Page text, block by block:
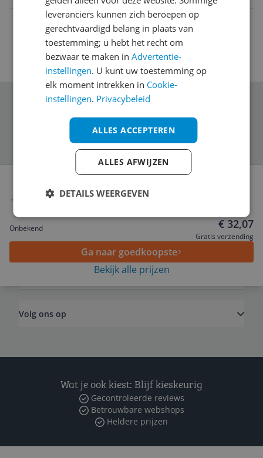
blokfluit, Duitse vingerzetting
Onbekend € 32,07
Gratis verzending
Ga naar goedkoopste
Bekijk alle prijzen
Schrijf je in voor onze nieuwsbrief
Service
Volg ons op
Wat je ook kiest: Blijf kieskeurig
Gecontroleerde reviews
Betrouwbare webshops
Heldere prijzen
leveranciers kunnen zich beroepen op
gerechtvaardigd belang in plaats van
toestemming; u hebt het recht om
bezwaar te maken inAdvertentie-
instellingen. U kunt uw toestemming op
elk moment intrekken in Cookie-
instellingen. Privacybeleid
ALLES ACCEPTEREN
ALLES AFWIJZEN
DETAILS WEERGEVEN